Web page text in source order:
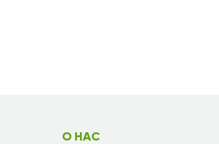
О НАС